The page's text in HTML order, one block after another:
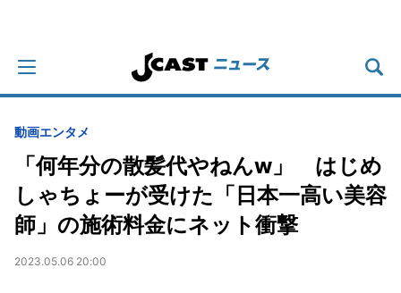
動画エンタメ
「何年分の散髪代やねんw」 はじめ
しゃちょーが受けた「日本一高い美容
師」の施術料金にネット衝撃
2023.05.06 20:00